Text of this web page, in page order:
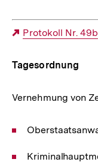
Externer
Protokoll Nr. 49b
Tagesordnung
Vernehmung von